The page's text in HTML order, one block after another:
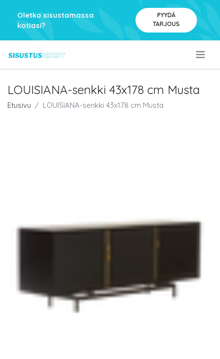
Oletko sisustamassa
kotiasi?
PYYDÄ
TARJOUS
LOUISIANA-senkki 43x178 cm Musta
Etusivu LOUISIANA-senkki 43x178 cm Musta